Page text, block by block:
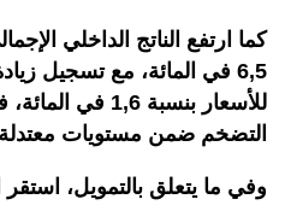
كما ارتفع الناتج الداخلي
6,5 في المائة، مع تسجيل
للأسعار بنسبة
التضخم ضمن مستويات